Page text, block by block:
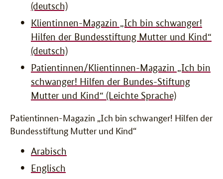
(deutsch)
Klientinnen-Magazin „Ich bin schwanger!
Hilfen der Bundesstiftung Mutter und Kind“
(deutsch)
Patientinnen/Klientinnen-Magazin „Ich bin
schwanger! Hilfen der Bundes-Stiftung
Mutter und Kind“ (Leichte Sprache)
Patientinnen-Magazin „Ich bin schwanger! Hilfen der
Bundesstiftung Mutter und Kind“
Arabisch
Englisch